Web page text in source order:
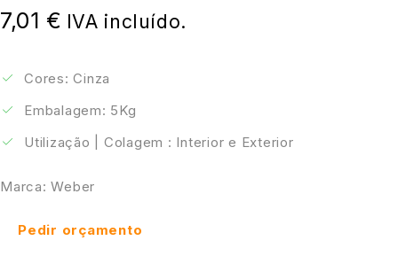
Cores: Cinza
Embalagem: 5Kg
Utilização | Colagem : Interior e Exterior
Marca: Weber
7,01 € IVA incluído.
Pedir orçamento